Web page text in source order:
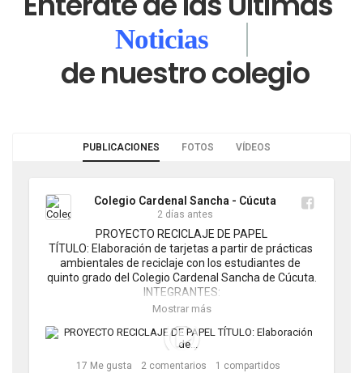
Noticias
de nuestro colegio
PUBLICACIONES FOTOS VÍDEOS
Colegio Cardenal Sancha - Cúcuta
2 días antes
PROYECTO RECICLAJE DE PAPEL
TÍTULO: Elaboración de tarjetas a partir de prácticas
ambientales de reciclaje con los estudiantes de
quinto grado del Colegio Cardenal Sancha de Cúcuta.
INTEGRANTES:
Mariajuliana Hurtado Velandia
Melanny Sandoval Mendoza
Sebastián Barona Saavedra
Tomas Ardila Villamizar
Mostrar más
17 Me gusta 2 comentarios 1 compartidos